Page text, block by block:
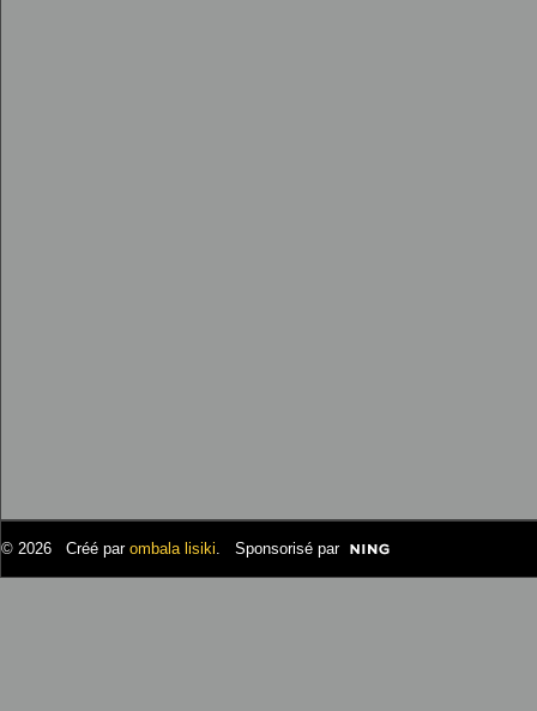
© 2026 Créé par ombala lisiki. Sponsorisé par